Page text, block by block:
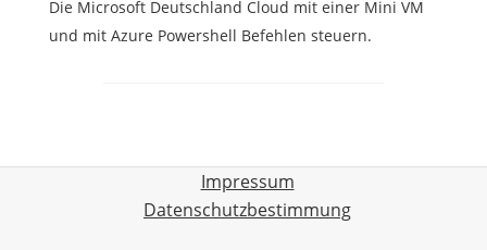
Die Microsoft Deutschland Cloud mit einer Mini VM
und mit Azure Powershell Befehlen steuern.
Impressum
Datenschutzbestimmung